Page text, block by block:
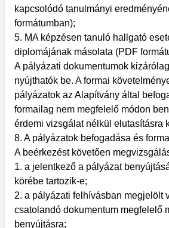
kapcsolódó tanulmányi
formátumban);
5. MA képzésen tanuló hallgató
diplomájának másolata (PDF
A pályázati dokumentumok
nyújthatók be. A formai
pályázatok az Alapítvány által
formailag nem megfelelő módon
érdemi vizsgálat nélkül elutasításra
8. A pályázatok befogadása és
A beérkezést követően
1. a jelentkező a pályázat
körébe tartozik-e;
2. a pályázati felhívásban megjelölt
csatolandó dokumentum megfelelő
benyújtásra;